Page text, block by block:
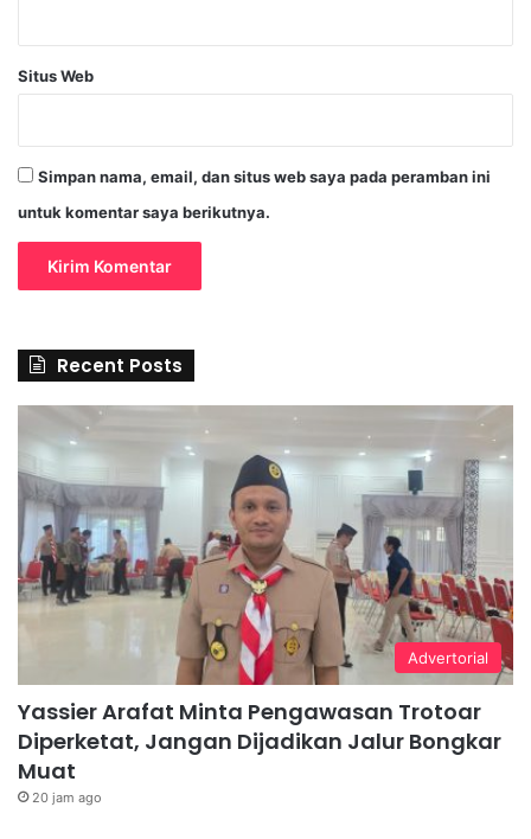
Situs Web
Simpan nama, email, dan situs web saya pada peramban ini
untuk komentar saya berikutnya.
Recent Posts
Advertorial
Yassier Arafat Minta Pengawasan Trotoar
Diperketat, Jangan Dijadikan Jalur Bongkar
Muat
20 jam ago